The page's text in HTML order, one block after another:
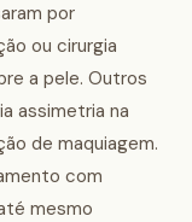
por
ou cirurgia
a pele. Outros
assimetria na
de maquiagem.
com
mesmo